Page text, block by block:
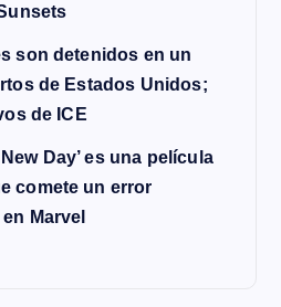
son detenidos en un
de Estados Unidos;
de ICE
Day’ es una película
comete un error
Marvel